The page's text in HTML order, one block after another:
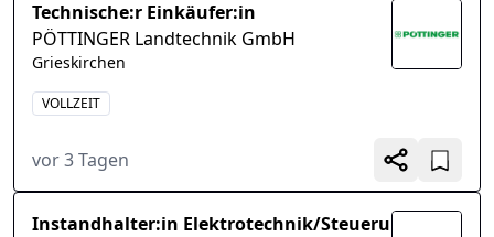
Technische:r Einkäufer:in
PÖTTINGER Landtechnik GmbH
Grieskirchen
VOLLZEIT
vor 3 Tagen
Instandhalter:in Elektrotechnik/Steueru